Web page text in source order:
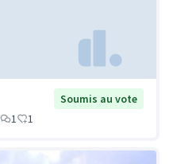
Soumis au vote
1 1